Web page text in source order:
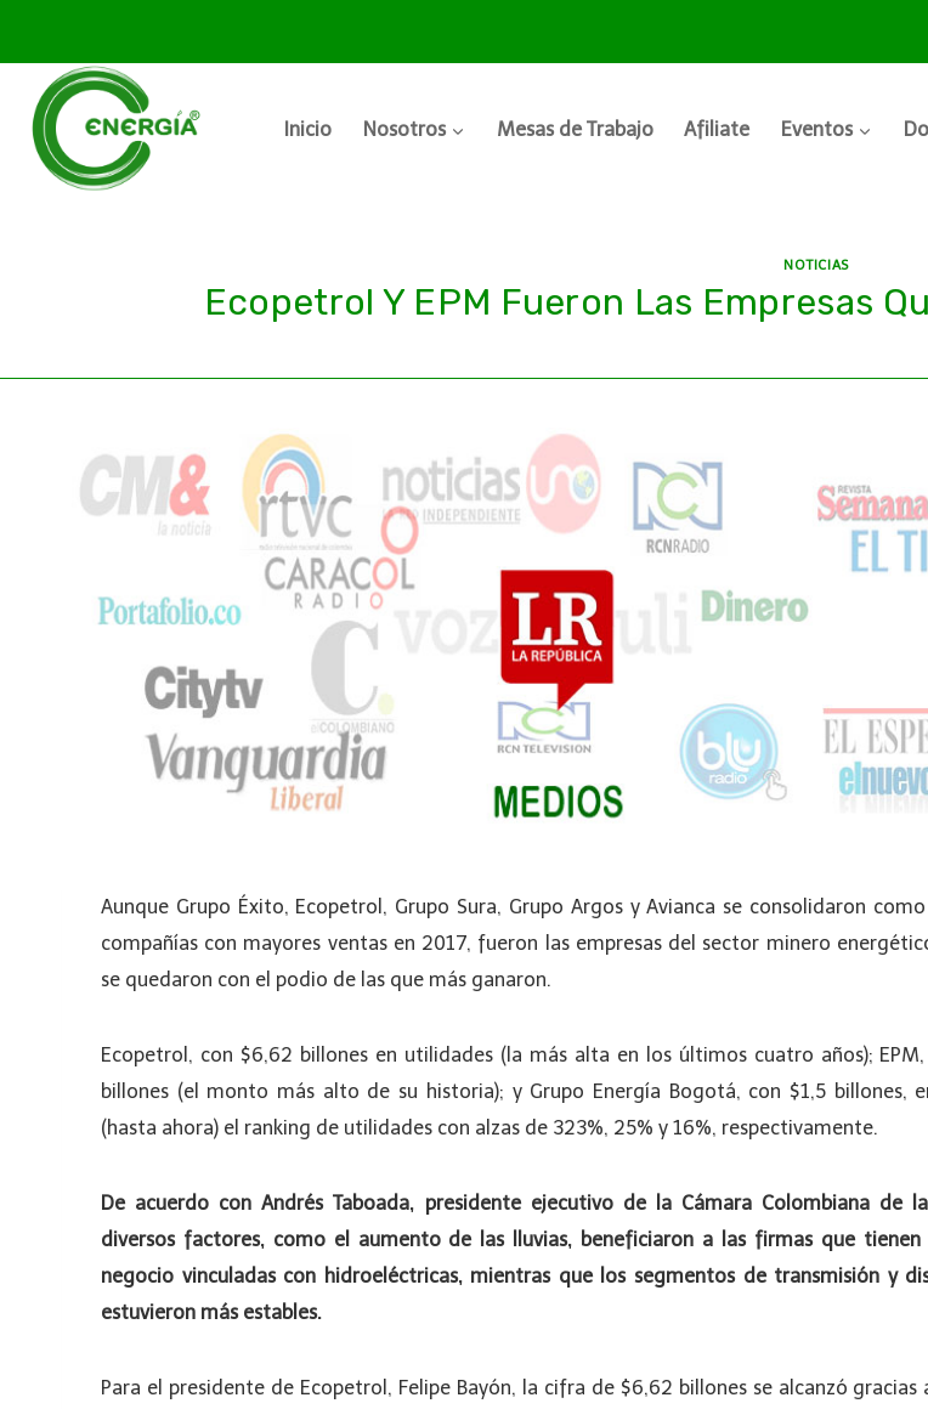
Inicio Nosotros Mesas de Trabajo Afiliate Eventos
NOTICIAS
Ecopetrol Y EPM Fueron Las Empresas
Aunque Grupo Éxito, Ecopetrol, Grupo Sura, Grupo Argos y Avianca se consolidaron
compañías con mayores ventas en 2017, fueron las empresas del sector minero
se quedaron con el podio de las que más ganaron.
Ecopetrol, con $6,62 billones en utilidades (la más alta en los últimos cuatro años);
billones (el monto más alto de su historia); y Grupo Energía Bogotá, con $1,5 billones,
(hasta ahora) el ranking de utilidades con alzas de 323%, 25% y 16%, respectivamente.
De acuerdo con Andrés Taboada, presidente ejecutivo de la Cámara Colombiana de
diversos factores, como el aumento de las lluvias, beneficiaron a las firmas que tienen
negocio vinculadas con hidroeléctricas, mientras que los segmentos de transmisión y
estuvieron más estables.
Para el presidente de Ecopetrol, Felipe Bayón, la cifra de $6,62 billones se alcanzó gracias